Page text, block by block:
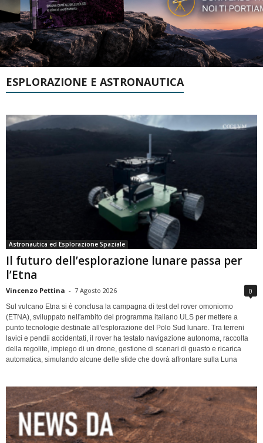
ESPLORAZIONE E ASTRONAUTICA
Astronautica ed Esplorazione Spaziale
Il futuro dell’esplorazione lunare passa per
l’Etna
Vincenzo Pettina - 7 Agosto 2026 0
Sul vulcano Etna si è conclusa la campagna di test del rover omoniomo
(ETNA), sviluppato nell'ambito del programma italiano ULS per mettere a
punto tecnologie destinate all'esplorazione del Polo Sud lunare. Tra terreni
lavici e pendii accidentati, il rover ha testato navigazione autonoma, raccolta
della regolite, impiego di un drone, gestione di scenari di guasto e ricarica
automatica, simulando alcune delle sfide che dovrà affrontare sulla Luna